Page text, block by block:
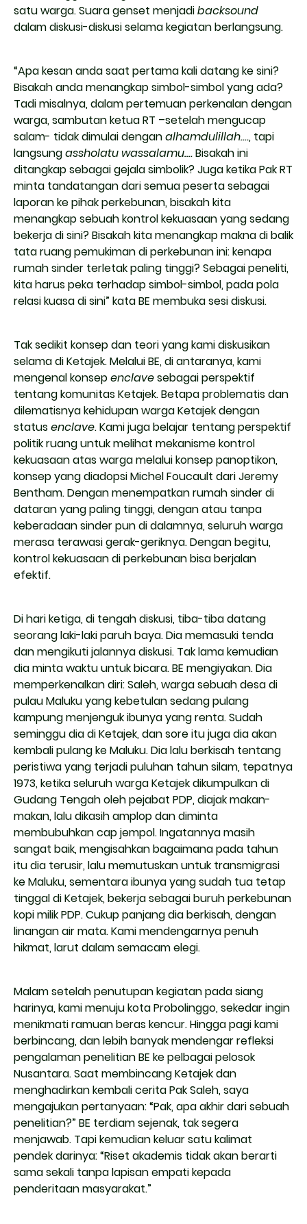
satu warga. Suara genset menjadibacksound
dalam diskusi-diskusi selama kegiatan berlangsung.
“Apa kesan anda saat pertama kali datang ke sini?
Bisakah anda menangkap simbol-simbol yang ada?
Tadi misalnya, dalam pertemuan perkenalan dengan
warga, sambutan ketua RT –setelah mengucap
salam- tidak dimulai denganalhamdulillah…., tapi
langsungassholatu wassalamu….Bisakah ini
ditangkap sebagai gejala simbolik? Juga ketika Pak RT
minta tandatangan dari semua peserta sebagai
laporan ke pihak perkebunan, bisakah kita
menangkap sebuah kontrol kekuasaan yang sedang
bekerja di sini? Bisakah kita menangkap makna di balik
tata ruang pemukiman di perkebunan ini: kenapa
rumah sinder terletak paling tinggi? Sebagai peneliti,
kita harus peka terhadap simbol-simbol, pada pola
relasi kuasa di sini” kata BE membuka sesi diskusi.
Tak sedikit konsep dan teori yang kami diskusikan
selama di Ketajek. Melalui BE, di antaranya, kami
mengenal konsepenclavesebagai perspektif
tentang komunitas Ketajek. Betapa problematis dan
dilematisnya kehidupan warga Ketajek dengan
statusenclave. Kami juga belajar tentang perspektif
politik ruang untuk melihat mekanisme kontrol
kekuasaan atas warga melalui konsep panoptikon,
konsep yang diadopsi Michel Foucault dari Jeremy
Bentham. Dengan menempatkan rumah sinder di
dataran yang paling tinggi, dengan atau tanpa
keberadaan sinder pun di dalamnya, seluruh warga
merasa terawasi gerak-geriknya. Dengan begitu,
kontrol kekuasaan di perkebunan bisa berjalan
efektif.
Di hari ketiga, di tengah diskusi, tiba-tiba datang
seorang laki-laki paruh baya. Dia memasuki tenda
dan mengikuti jalannya diskusi. Tak lama kemudian
dia minta waktu untuk bicara. BE mengiyakan. Dia
memperkenalkan diri: Saleh, warga sebuah desa di
pulau Maluku yang kebetulan sedang pulang
kampung menjenguk ibunya yang renta. Sudah
seminggu dia di Ketajek, dan sore itu juga dia akan
kembali pulang ke Maluku. Dia lalu berkisah tentang
peristiwa yang terjadi puluhan tahun silam, tepatnya
1973, ketika seluruh warga Ketajek dikumpulkan di
Gudang Tengah oleh pejabat PDP, diajak makan-
makan, lalu dikasih amplop dan diminta
membubuhkan cap jempol. Ingatannya masih
sangat baik, mengisahkan bagaimana pada tahun
itu dia terusir, lalu memutuskan untuk transmigrasi
ke Maluku, sementara ibunya yang sudah tua tetap
tinggal di Ketajek, bekerja sebagai buruh perkebunan
kopi milik PDP. Cukup panjang dia berkisah, dengan
linangan air mata. Kami mendengarnya penuh
hikmat, larut dalam semacam elegi.
Malam setelah penutupan kegiatan pada siang
harinya, kami menuju kota Probolinggo, sekedar ingin
menikmati ramuan beras kencur. Hingga pagi kami
berbincang, dan lebih banyak mendengar refleksi
pengalaman penelitian BE ke pelbagai pelosok
Nusantara. Saat membincang Ketajek dan
menghadirkan kembali cerita Pak Saleh, saya
mengajukan pertanyaan: “Pak, apa akhirdari sebuah
penelitian?” BE terdiam sejenak, tak segera
menjawab. Tapi kemudian keluar satu kalimat
pendek darinya: “Riset akademis tidak akan berarti
sama sekali tanpa lapisan empati kepada
penderitaan masyarakat.”